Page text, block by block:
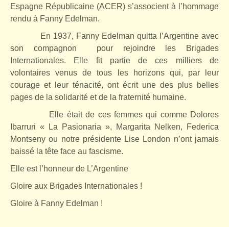
Espagne Républicaine (ACER) s’associent à l’hommage
rendu à Fanny Edelman.
En 1937, Fanny Edelman quitta l’Argentine avec
son compagnon
pour rejoindre les Brigades
Internationales. Elle fit partie de ces milliers de
volontaires venus de tous les horizons qui, par leur
courage et leur ténacité, ont écrit une des plus belles
pages de la solidarité et de la fraternité humaine.
Elle était de ces femmes qui comme Dolores
Ibarruri « La Pasionaria », Margarita Nelken, Federica
Montseny ou notre présidente Lise London n’ont jamais
baissé la tête face au fascisme.
Elle est l’honneur de L’Argentine
Gloire aux Brigades Internationales !
Gloire à Fanny Edelman !